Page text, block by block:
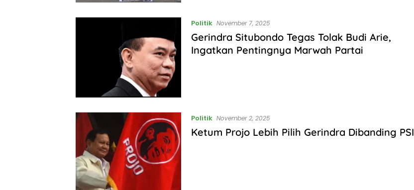
Politik November 7, 2025
Gerindra Situbondo Tegas Tolak Budi Arie,
Ingatkan Pentingnya Marwah Partai
Politik November 2, 2025
Ketum Projo Lebih Pilih Gerindra Dibanding PSI